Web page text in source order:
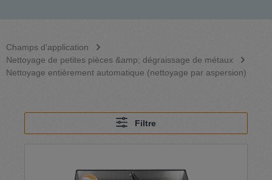
Champs d'application
Nettoyage de petites pièces &amp; dégraissage de métaux
Nettoyage entièrement automatique (nettoyage par aspersion)
Filtre